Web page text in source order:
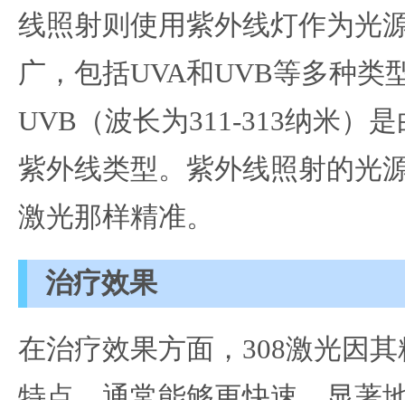
线照射则使用紫外线灯作为光
广，包括UVA和UVB等多种类
UVB（波长为311-313纳米）
紫外线类型。紫外线照射的光
激光那样精准。
治疗效果
在治疗效果方面，308激光因